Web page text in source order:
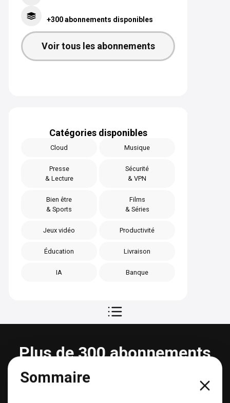
+300 abonnements disponibles
Voir tous les abonnements
Catégories disponibles
Cloud Musique
Presse
& Lecture
Sécurité
& VPN
Bien être
& Sports
Films
& Séries
Jeux vidéo Productivité
Éducation Livraison
IA Banque
Sommaire
Plus de 300 abonnements
partageables